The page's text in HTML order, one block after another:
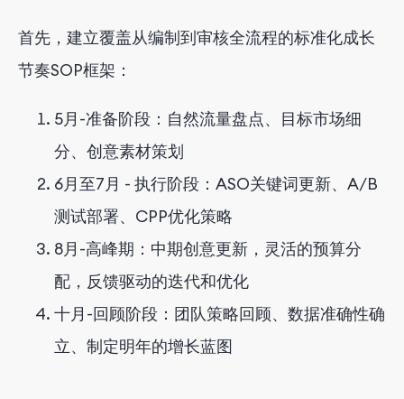
首先，建立覆盖从编制到审核全流程的标准化成长
节奏SOP框架：
5月-准备阶段：自然流量盘点、目标市场细
分、创意素材策划
6月至7月 - 执行阶段：ASO关键词更新、A/B
测试部署、CPP优化策略
8月-高峰期：中期创意更新，灵活的预算分
配，反馈驱动的迭代和优化
十月-回顾阶段：团队策略回顾、数据准确性确
立、制定明年的增长蓝图